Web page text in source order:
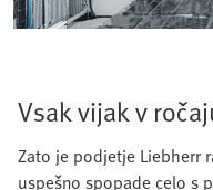
Vsak vijak v
Zato je podjetje Liebherr
uspešno spopade celo s